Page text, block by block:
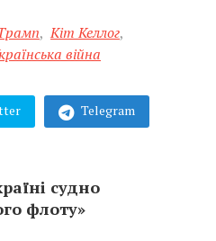
, Кіт Келлог,
війна
Telegram
судно
флоту»